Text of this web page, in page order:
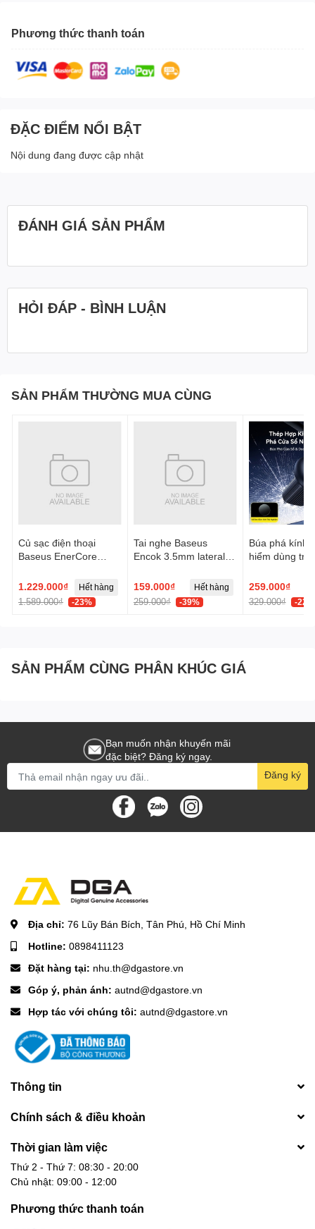
Phương thức thanh toán
ĐẶC ĐIỂM NỔI BẬT
Nội dung đang được cập nhật
ĐÁNH GIÁ SẢN PHẨM
HỎI ĐÁP - BÌNH LUẬN
SẢN PHẨM THƯỜNG MUA CÙNG
Củ sạc điện thoại
Baseus EnerCore
with Dual Retractable
Cables 3C 67W US -
Đen, Model:
1.229.000₫
1.589.000₫ -23%
Hết hàng
Tai nghe Baseus
Encok 3.5mm lateral
Trắng, Model:
NGCR020002
159.000₫
259.000₫ -39%
Hết hàng
Búa phá kính
hiểm dùng
Double
Safety
259.000₫
329.000₫ -22%
SẢN PHẨM CÙNG PHÂN KHÚC GIÁ
Bạn muốn nhận khuyến mãi
đặc biệt? Đăng ký ngay.
Đăng ký
Địa chỉ: 76 Lũy Bán Bích, Tân Phú, Hồ Chí Minh
Hotline: 0898411123
Đặt hàng tại: nhu.th@dgastore.vn
Góp ý, phản ánh: autnd@dgastore.vn
Hợp tác với chúng tôi: autnd@dgastore.vn
Thông tin
Chính sách & điều khoản
Thời gian làm việc
Thứ 2 - Thứ 7: 08:30 - 20:00
Chủ nhật: 09:00 - 12:00
Phương thức thanh toán